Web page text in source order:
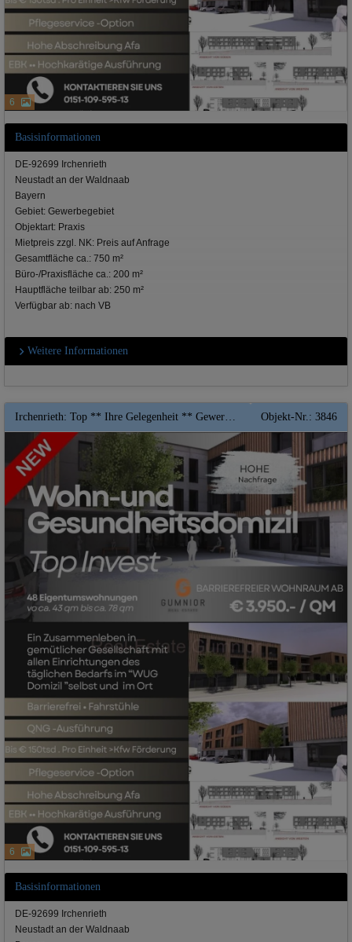
6
Basisinformationen
DE-92699 Irchenrieth
Neustadt an der Waldnaab
Bayern
Gebiet: Gewerbegebiet
Objektart: Praxis
Mietpreis zzgl. NK: Preis auf Anfrage
Gesamtfläche ca.: 750 m²
Büro-/Praxisfläche ca.: 200 m²
Hauptfläche teilbar ab: 250 m²
Verfügbar ab: nach VB
Weitere Informationen
Irchenrieth: Top ** Ihre Gelegenheit ** Gewerbefläche ab 200 qm in unserem WUG -Center direkt in Irchenrieth ** Top Erstbezug Objekt-Nr.: 3846
6
Basisinformationen
DE-92699 Irchenrieth
Neustadt an der Waldnaab